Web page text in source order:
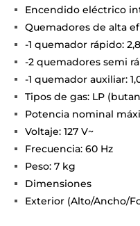
Encendido eléctrico
Quemadores de alta
-1 quemador rápido:
-2 quemadores semi
-1 quemador auxiliar:
Tipos de gas: LP
Potencia nominal
Voltaje: 127 V~
Frecuencia: 60 Hz
Peso: 7 kg
Dimensiones
Exterior (Alto/Ancho/